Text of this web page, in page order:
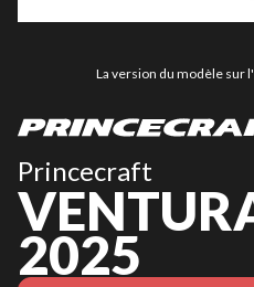
La version du modèle sur
Princecraft
2025